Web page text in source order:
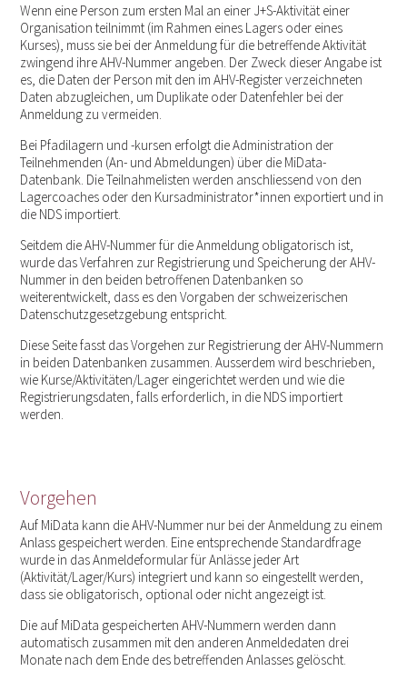
Wenn eine Person zum ersten Mal an einer J+S-Aktivität einer
Organisation teilnimmt (im Rahmen eines Lagers oder eines
Kurses), muss sie bei der Anmeldung für die betreffende Aktivität
zwingend ihre AHV-Nummer angeben. Der Zweck dieser Angabe ist
es, die Daten der Person mit den im AHV-Register verzeichneten
Daten abzugleichen, um Duplikate oder Datenfehler bei der
Anmeldung zu vermeiden.
Bei Pfadilagern und -kursen erfolgt die Administration der
Teilnehmenden (An- und Abmeldungen) über die MiData-
Datenbank. Die Teilnahmelisten werden anschliessend von den
Lagercoaches oder den Kursadministrator*innen exportiert und in
die NDS importiert.
Seitdem die AHV-Nummer für die Anmeldung obligatorisch ist,
wurde das Verfahren zur Registrierung und Speicherung der AHV-
Nummer in den beiden betroffenen Datenbanken so
weiterentwickelt, dass es den Vorgaben der schweizerischen
Datenschutzgesetzgebung entspricht.
Diese Seite fasst das Vorgehen zur Registrierung der AHV-Nummern
in beiden Datenbanken zusammen. Ausserdem wird beschrieben,
wie Kurse/Aktivitäten/Lager eingerichtet werden und wie die
Registrierungsdaten, falls erforderlich, in die NDS importiert
werden.
Vorgehen
Auf MiData kann die AHV-Nummer nur bei der Anmeldung zu einem
Anlass gespeichert werden. Eine entsprechende Standardfrage
wurde in das Anmeldeformular für Anlässe jeder Art
(Aktivität/Lager/Kurs) integriert und kann so eingestellt werden,
dass sie obligatorisch, optional oder nicht angezeigt ist.
Die auf MiData gespeicherten AHV-Nummern werden dann
automatisch zusammen mit den anderen Anmeldedaten drei
Monate nach dem Ende des betreffenden Anlasses gelöscht.